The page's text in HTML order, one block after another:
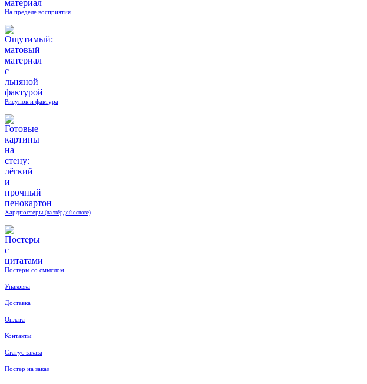
На пределе восприятия
Рисунок и фактура
Хардпостеры (на твёрдой основе)
Постеры со смыслом
Упаковка
Доставка
Оплата
Контакты
Статус заказа
Постер на заказ